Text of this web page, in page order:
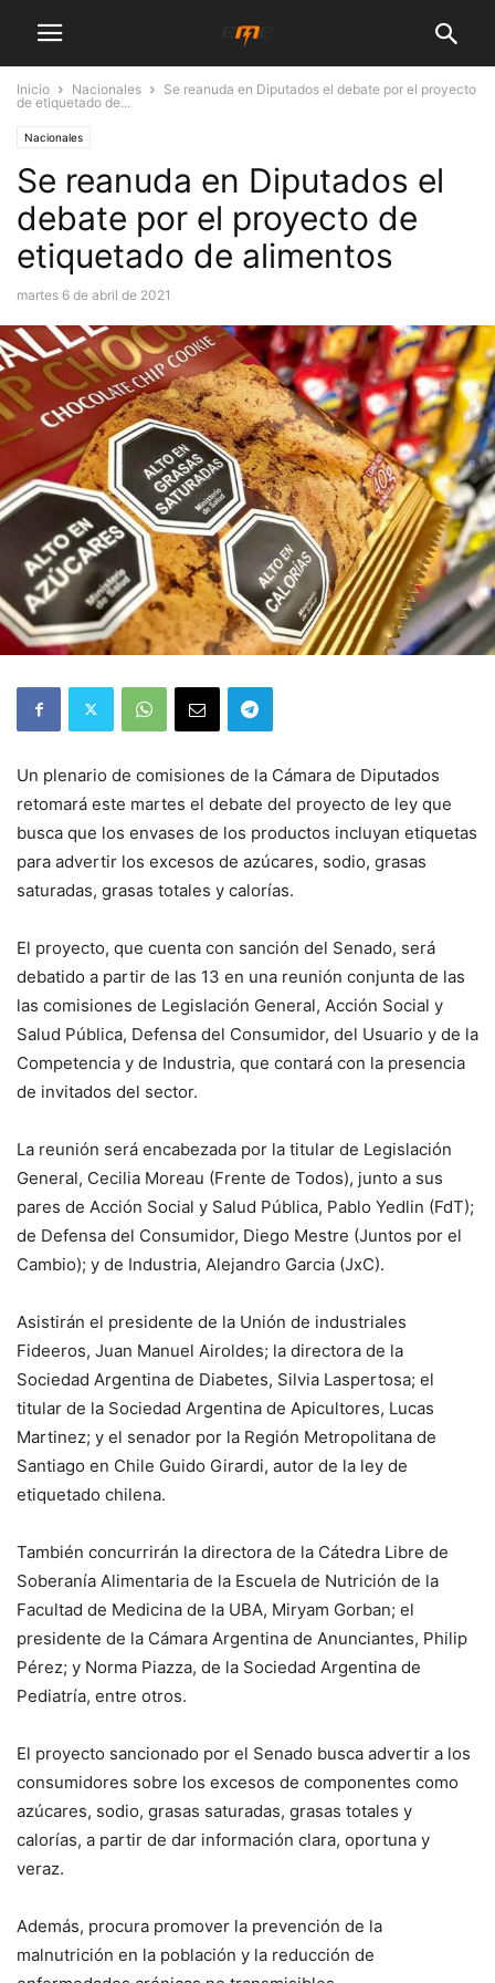
Inicio Nacionales
Se reanuda en Diputados el debate por el proyecto
de etiquetado de...
Nacionales
Se reanuda en Diputados el
debate por el proyecto de
etiquetado de alimentos
martes 6 de abril de 2021
Un plenario de comisiones de la Cámara de Diputados
retomará este martes el debate del proyecto de ley que
busca que los envases de los productos incluyan etiquetas
para advertir los excesos de azúcares, sodio, grasas
saturadas, grasas totales y calorías.
El proyecto, que cuenta con sanción del Senado, será
debatido a partir de las 13 en una reunión conjunta de las
las comisiones de Legislación General, Acción Social y
Salud Pública, Defensa del Consumidor, del Usuario y de la
Competencia y de Industria, que contará con la presencia
de invitados del sector.
La reunión será encabezada por la titular de Legislación
General, Cecilia Moreau (Frente de Todos), junto a sus
pares de Acción Social y Salud Pública, Pablo Yedlin (FdT);
de Defensa del Consumidor, Diego Mestre (Juntos por el
Cambio); y de Industria, Alejandro Garcia (JxC).
Asistirán el presidente de la Unión de industriales
Fideeros, Juan Manuel Airoldes; la directora de la
Sociedad Argentina de Diabetes, Silvia Laspertosa; el
titular de la Sociedad Argentina de Apicultores, Lucas
Martinez; y el senador por la Región Metropolitana de
Santiago en Chile Guido Girardi, autor de la ley de
etiquetado chilena.
También concurrirán la directora de la Cátedra Libre de
Soberanía Alimentaria de la Escuela de Nutrición de la
Facultad de Medicina de la UBA, Miryam Gorban; el
presidente de la Cámara Argentina de Anunciantes, Philip
Pérez; y Norma Piazza, de la Sociedad Argentina de
Pediatría, entre otros.
El proyecto sancionado por el Senado busca advertir a los
consumidores sobre los excesos de componentes como
azúcares, sodio, grasas saturadas, grasas totales y
calorías, a partir de dar información clara, oportuna y
veraz.
Además, procura promover la prevención de la
malnutrición en la población y la reducción de